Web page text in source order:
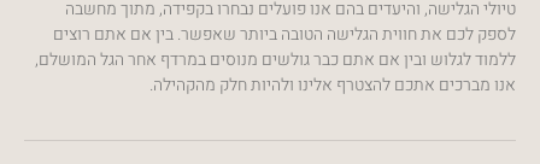
טיולי הגלישה, והיעדים בהם אנו פועלים נבחרו בקפידה, מתוך מחשבה
לספק לכם את חווית הגלישה הטובה ביותר שאפשר. בין אם אתם רוצים
ללמוד לגלוש ובין אם אתם כבר גולשים מנוסים במרדף אחר הגל המושלם,
אנו מברכים אתכם להצטרף אלינו ולהיות חלק מהקהילה.